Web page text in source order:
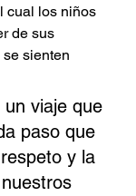
cual los niños
de sus
sienten
viaje que
paso que
y la